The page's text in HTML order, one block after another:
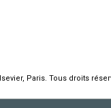
Paris. Tous droits